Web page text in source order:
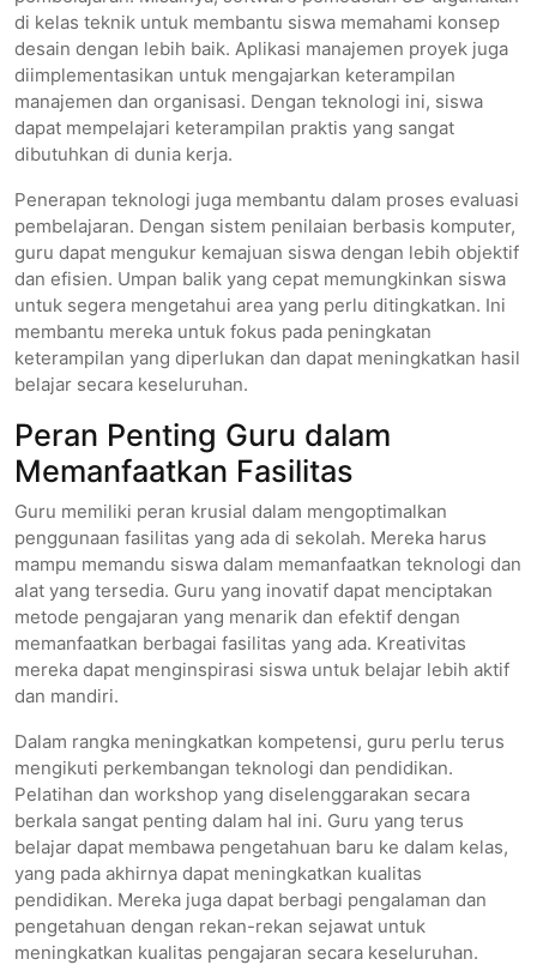
di kelas teknik untuk membantu siswa memahami konsep
desain dengan lebih baik. Aplikasi manajemen proyek juga
diimplementasikan untuk mengajarkan keterampilan
manajemen dan organisasi. Dengan teknologi ini, siswa
dapat mempelajari keterampilan praktis yang sangat
dibutuhkan di dunia kerja.
Penerapan teknologi juga membantu dalam proses evaluasi
pembelajaran. Dengan sistem penilaian berbasis komputer,
guru dapat mengukur kemajuan siswa dengan lebih objektif
dan efisien. Umpan balik yang cepat memungkinkan siswa
untuk segera mengetahui area yang perlu ditingkatkan. Ini
membantu mereka untuk fokus pada peningkatan
keterampilan yang diperlukan dan dapat meningkatkan hasil
belajar secara keseluruhan.
Peran Penting Guru dalam
Memanfaatkan Fasilitas
Guru memiliki peran krusial dalam mengoptimalkan
penggunaan fasilitas yang ada di sekolah. Mereka harus
mampu memandu siswa dalam memanfaatkan teknologi dan
alat yang tersedia. Guru yang inovatif dapat menciptakan
metode pengajaran yang menarik dan efektif dengan
memanfaatkan berbagai fasilitas yang ada. Kreativitas
mereka dapat menginspirasi siswa untuk belajar lebih aktif
dan mandiri.
Dalam rangka meningkatkan kompetensi, guru perlu terus
mengikuti perkembangan teknologi dan pendidikan.
Pelatihan dan workshop yang diselenggarakan secara
berkala sangat penting dalam hal ini. Guru yang terus
belajar dapat membawa pengetahuan baru ke dalam kelas,
yang pada akhirnya dapat meningkatkan kualitas
pendidikan. Mereka juga dapat berbagi pengalaman dan
pengetahuan dengan rekan-rekan sejawat untuk
meningkatkan kualitas pengajaran secara keseluruhan.